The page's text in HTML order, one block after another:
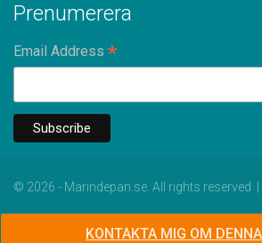
KONTAKTA MIG OM
Prenumerera
Email Address *
© 2026 - Marindepan.se. All rights reserved |